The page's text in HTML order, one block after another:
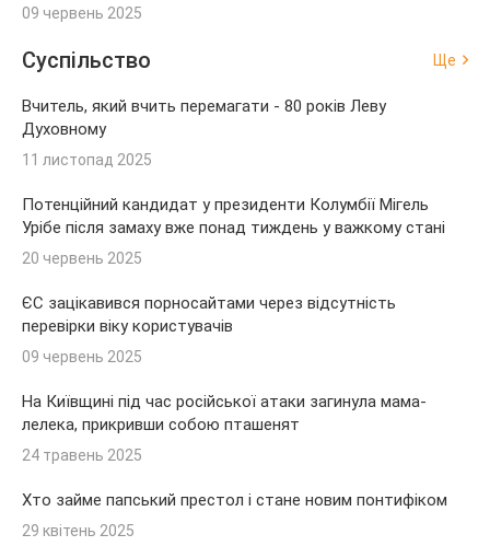
09 червень 2025
Суспільство Ще
Вчитель, який вчить перемагати - 80 років Леву
Духовному
11 листопад 2025
Потенційний кандидат у президенти Колумбії Мігель
Урібе після замаху вже понад тиждень у важкому стані
20 червень 2025
ЄС зацікавився порносайтами через відсутність
перевірки віку користувачів
09 червень 2025
На Київщині під час російської атаки загинула мама-
лелека, прикривши собою пташенят
24 травень 2025
Хто займе папський престол і стане новим понтифіком
29 квітень 2025